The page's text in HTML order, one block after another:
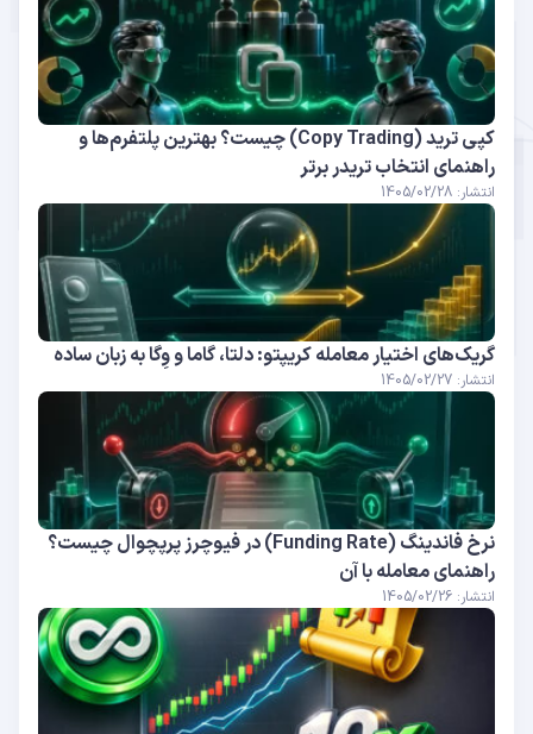
کپی ترید (Copy Trading) چیست؟ بهترین پلتفرم‌ها و
راهنمای انتخاب تریدر برتر
انتشار: 1405/02/28
گریک‌های اختیار معامله کریپتو: دلتا، گاما و وِگا به زبان ساده
انتشار: 1405/02/27
نرخ فاندینگ (Funding Rate) در فیوچرز پرپچوال چیست؟
راهنمای معامله با آن
انتشار: 1405/02/26